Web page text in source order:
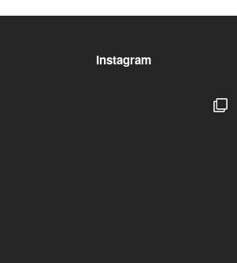
Instagram